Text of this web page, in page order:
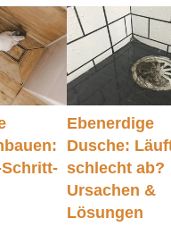
Ebenerdige
Dusche:
schlecht ab?
Ursachen &
Lösungen